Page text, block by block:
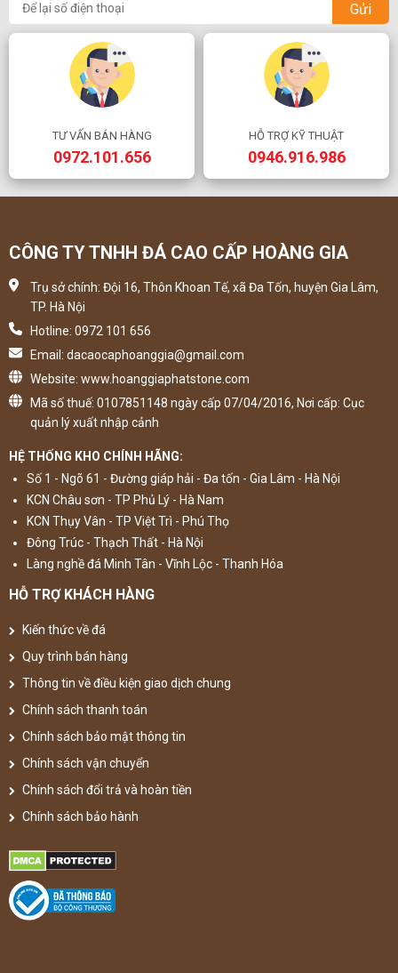
Gửi
TƯ VẤN BÁN HÀNG
0972.101.656
HỖ TRỢ KỸ THUẬT
0946.916.986
CÔNG TY TNHH ĐÁ CAO CẤP HOÀNG GIA
Trụ sở chính: Đội 16, Thôn Khoan Tế, xã Đa Tốn, huyện Gia Lâm,
TP. Hà Nội
Hotline: 0972 101 656
Email: dacaocaphoanggia@gmail.com
Website: www.hoanggiaphatstone.com
Mã số thuế: 0107851148 ngày cấp 07/04/2016, Nơi cấp: Cục
quản lý xuất nhập cảnh
HỆ THỐNG KHO CHÍNH HÃNG:
Số 1 - Ngõ 61 - Đường giáp hải - Đa tốn - Gia Lâm - Hà Nội
KCN Châu sơn - TP Phủ Lý - Hà Nam
KCN Thụy Vân - TP Việt Trì - Phú Thọ
Đông Trúc - Thạch Thất - Hà Nội
Làng nghề đá Minh Tân - Vĩnh Lộc - Thanh Hóa
HỖ TRỢ KHÁCH HÀNG
Kiến thức về đá
Quy trình bán hàng
Thông tin về điều kiện giao dịch chung
Chính sách thanh toán
Chính sách bảo mật thông tin
Chính sách vận chuyển
Chính sách đổi trả và hoàn tiền
Chính sách bảo hành